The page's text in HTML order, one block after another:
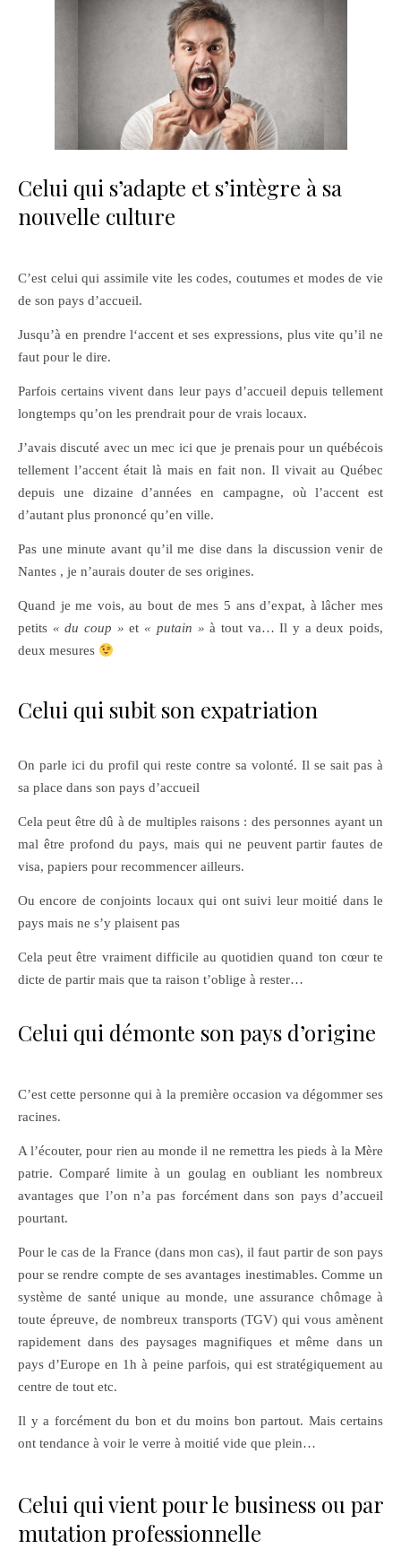
Celui qui s’adapte et s’intègre à sa
nouvelle culture
C’est celui qui assimile vite les codes, coutumes et modes de vie
de son pays d’accueil.
Jusqu’à en prendre l‘accent et ses expressions, plus vite qu’il ne
faut pour le dire.
Parfois certains vivent dans leur pays d’accueil depuis tellement
longtemps qu’on les prendrait pour de vrais locaux.
J’avais discuté avec un mec ici que je prenais pour un québécois
tellement l’accent était là mais en fait non. Il vivait au Québec
depuis une dizaine d’années en campagne, où l’accent est
d’autant plus prononcé qu’en ville.
Pas une minute avant qu’il me dise dans la discussion venir de
Nantes , je n’aurais douter de ses origines.
Quand je me vois, au bout de mes 5 ans d’expat, à lâcher mes
petits « du coup » et « putain » à tout va… Il y a deux poids,
deux mesures
Celui qui subit son expatriation
On parle ici du profil qui reste contre sa volonté. Il se sait pas à
sa place dans son pays d’accueil
Cela peut être dû à de multiples raisons : des personnes ayant un
mal être profond du pays, mais qui ne peuvent partir fautes de
visa, papiers pour recommencer ailleurs.
Ou encore de conjoints locaux qui ont suivi leur moitié dans le
pays mais ne s’y plaisent pas
Cela peut être vraiment difficile au quotidien quand ton cœur te
dicte de partir mais que ta raison t’oblige à rester…
Celui qui démonte son pays d’origine
C’est cette personne qui à la première occasion va dégommer ses
racines.
A l’écouter, pour rien au monde il ne remettra les pieds à la Mère
patrie. Comparé limite à un goulag en oubliant les nombreux
avantages que l’on n’a pas forcément dans son pays d’accueil
pourtant.
Pour le cas de la France (dans mon cas), il faut partir de son pays
pour se rendre compte de ses avantages inestimables. Comme un
système de santé unique au monde, une assurance chômage à
toute épreuve, de nombreux transports (TGV) qui vous amènent
rapidement dans des paysages magnifiques et même dans un
pays d’Europe en 1h à peine parfois, qui est stratégiquement au
centre de tout etc.
Il y a forcément du bon et du moins bon partout. Mais certains
ont tendance à voir le verre à moitié vide que plein…
Celui qui vient pour le business ou par
mutation professionnelle